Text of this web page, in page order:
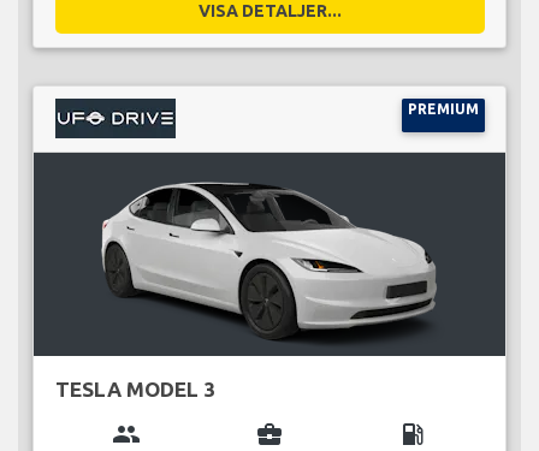
VISA DETALJER...
PREMIUM
TESLA MODEL 3
group business_center local_gas_station